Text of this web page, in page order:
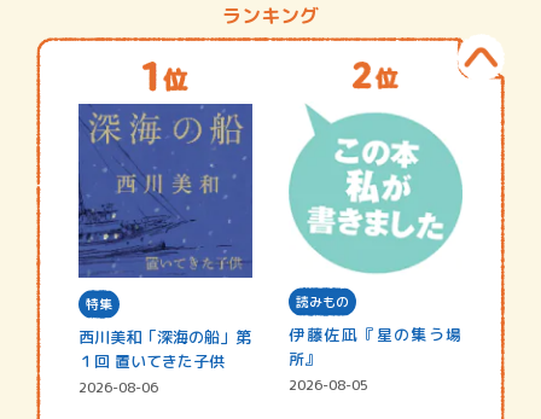
ランキング
特集
西川美和「深海の船」第
１回 置いてきた子供
2026-08-06
読みもの
伊藤佐凪『星の集う場
所』
2026-08-05